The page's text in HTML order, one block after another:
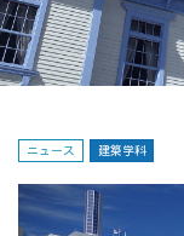
ニュース 建築学科